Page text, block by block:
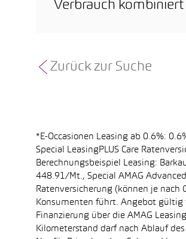
Verbrauch kombiniert
Zurück zur Suche
*E-Occasionen Leasing ab 0.6%:
Special LeasingPLUS Care
Berechnungsbeispiel Leasing:
448.91/Mt., Special AMAG
Ratenversicherung (können je
Konsumenten führt. Angebot gültig
Finanzierung über die AMAG
Kilometerstand darf nach Ablauf